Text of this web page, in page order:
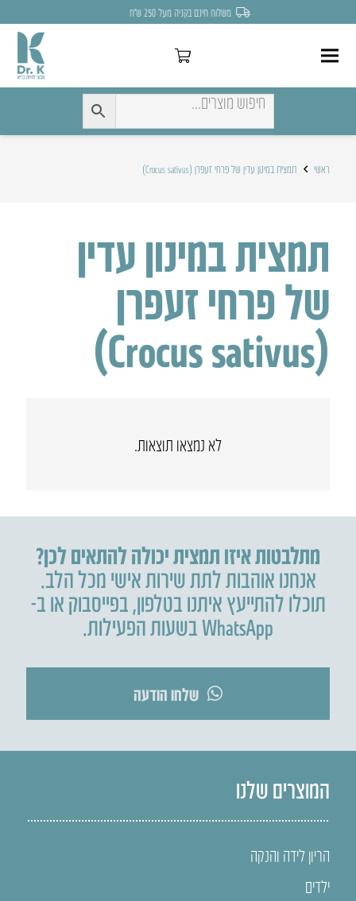
משלוח חינם בקניה מעל 250 ש״ח
ראשי תמצית במינון עדין של פרחי זעפרן (Crocus sativus)
תמצית במינון עדין
של פרחי זעפרן
(Crocus sativus)
לא נמצאו תוצאות.
מתלבטות איזו תמצית יכולה להתאים לכן?
אנחנו אוהבות לתת שירות אישי מכל הלב.
תוכלו להתייעץ איתנו בטלפון,בפייסבוק או ב-
WhatsApp בשעות הפעילות.
שלחו הודעה
המוצרים שלנו
הריון לידה והנקה
ילדים